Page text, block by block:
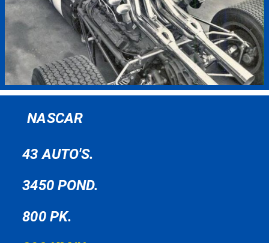
NASCAR
43 AUTO'S.
3450 POND.
800 PK.